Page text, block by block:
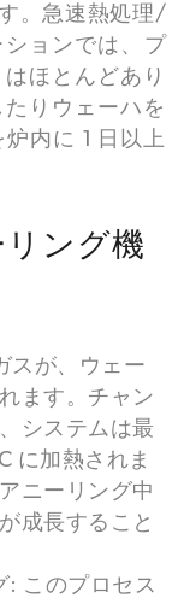
。急速熱処理/
ションでは、プ
ほとんどあり
りウェーハを
内に 1 日以上
ング機
スが、ウェー
ます。チャン
システムは最
に加熱されま
ニーリング中
成長すること
: このプロセス